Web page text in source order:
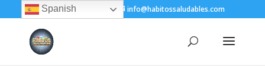
+(505) 8200-1450 info@habitossaludables.com
Spanish